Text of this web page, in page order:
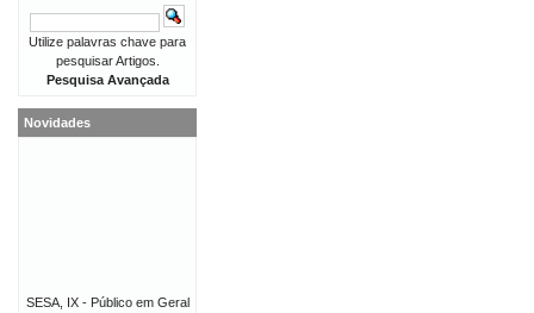
Utilize palavras chave para
pesquisar Artigos.
Pesquisa Avançada
Novidades
SESA, IX - Público em Geral